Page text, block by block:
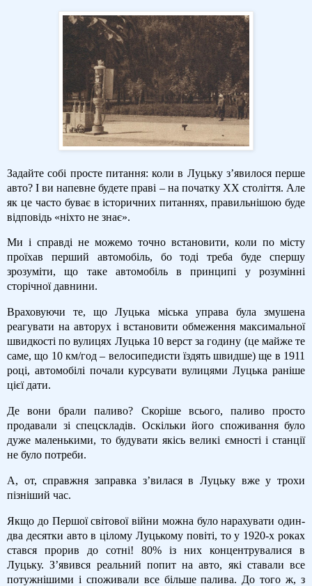
Задайте собі просте питання: коли в Луцьку з’явилося перше
авто? І ви напевне будете праві – на початку ХХ століття. Але
як це часто буває в історичних питаннях, правильнішою буде
відповідь «ніхто не знає».
Ми і справді не можемо точно встановити, коли по місту
проїхав перший автомобіль, бо тоді треба буде спершу
зрозуміти, що таке автомобіль в принципі у розумінні
сторічної давнини.
Враховуючи те, що Луцька міська управа була змушена
реагувати на авторух і встановити обмеження максимальної
швидкості по вулицях Луцька 10 верст за годину (це майже те
саме, що 10 км/год – велосипедисти їздять швидше) ще в 1911
році, автомобілі почали курсувати вулицями Луцька раніше
цієї дати.
Де вони брали паливо? Скоріше всього, паливо просто
продавали зі спецскладів. Оскільки його споживання було
дуже маленькими, то будувати якісь великі ємності і станції
не було потреби.
А, от, справжня заправка з’вилася в Луцьку вже у трохи
пізніший час.
Якщо до Першої світової війни можна було нарахувати один-
два десятки авто в цілому Луцькому повіті, то у 1920-х роках
стався прорив до сотні! 80% із них концентрувалися в
Луцьку. З’явився реальний попит на авто, які ставали все
потужнішими і споживали все більше палива. До того ж, з